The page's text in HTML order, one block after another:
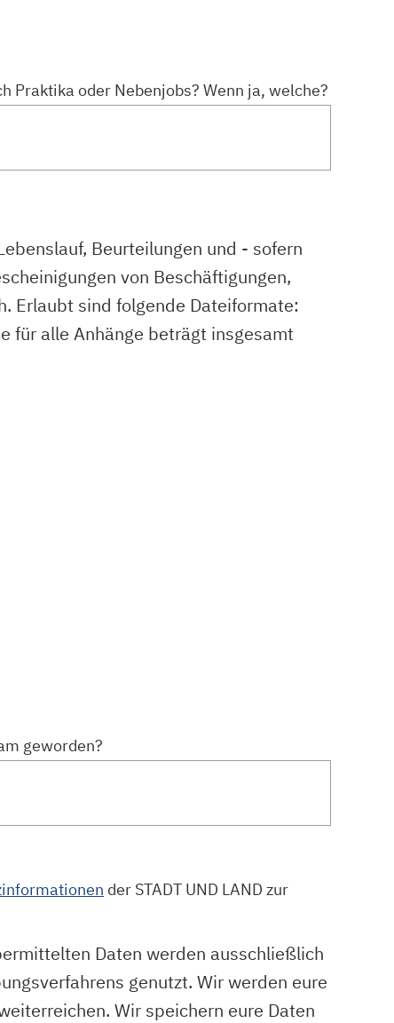
Praktika oder Nebenjobs? Wenn ja, welche?
Beurteilungen und - sofern
von Beschäftigungen,
Erlaubt sind folgende Dateiformate:
für alle Anhänge beträgt insgesamt
geworden?
der STADT UND LAND zur
Daten werden ausschließlich
genutzt. Wir werden eure
Wir speichern eure Daten